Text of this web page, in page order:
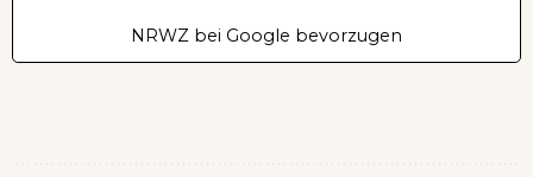
NRWZ bei Google bevorzugen